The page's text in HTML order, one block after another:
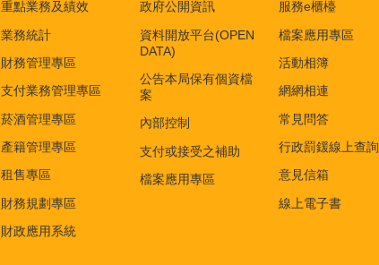
重點業務及績效
業務統計
財務管理專區
支付業務管理專區
菸酒管理專區
產籍管理專區
租售專區
財務規劃專區
財政應用系統
政府公開資訊
資料開放平台(OPEN
DATA)
公告本局保有個資檔
案
內部控制
支付或接受之補助
檔案應用專區
服務e櫃檯
檔案應用專區
活動相簿
網網相連
常見問答
行政罰鍰線上查詢
意見信箱
線上電子書